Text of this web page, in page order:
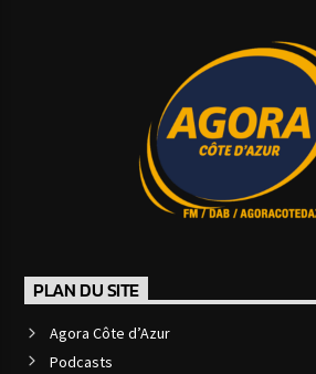
PLAN DU SITE
Agora Côte d’Azur
Podcasts